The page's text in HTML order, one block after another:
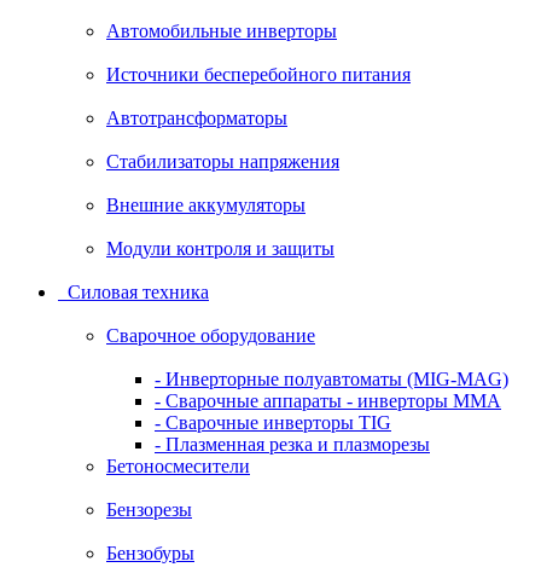
Автомобильные инверторы
Источники бесперебойного питания
Автотрансформаторы
Стабилизаторы напряжения
Внешние аккумуляторы
Модули контроля и защиты
Силовая техника
Сварочное оборудование
- Инверторные полуавтоматы (MIG-MAG)
- Сварочные аппараты - инверторы ММА
- Сварочные инверторы TIG
- Плазменная резка и плазморезы
Бетоносмесители
Бензорезы
Бензобуры